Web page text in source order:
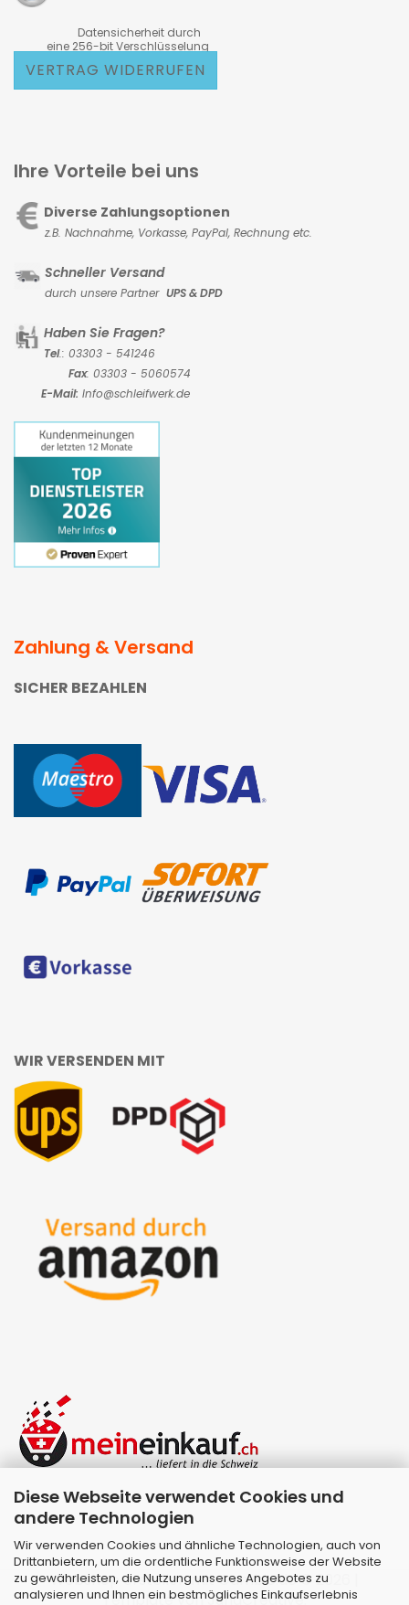
Diese Webseite verwendet Cookies und
andere Technologien
Wir verwenden Cookies und ähnliche Technologien, auch von
Drittanbietern, um die ordentliche Funktionsweise der Website
zu gewährleisten, die Nutzung unseres Angebotes zu
analysieren und Ihnen ein bestmögliches Einkaufserlebnis
Datensicherheit durch
eine 256-bit Verschlüsselung
VERTRAG WIDERRUFEN
Ihre Vorteile bei uns
Diverse Zahlungsoptionen
z.B. Nachnahme, Vorkasse, PayPal, Rechnung etc.
Schneller Versand
durch unsere Partner UPS & DPD
Haben Sie Fragen?
Tel.: 03303 - 541246
Fax: 03303 - 5060574
E-Mail: Info@schleifwerk.de
Zahlung & Versand
SICHER BEZAHLEN
WIR VERSENDEN MIT
Webshop erstellenmit Gambio.de © 2026 |
Template vonJungCreative.